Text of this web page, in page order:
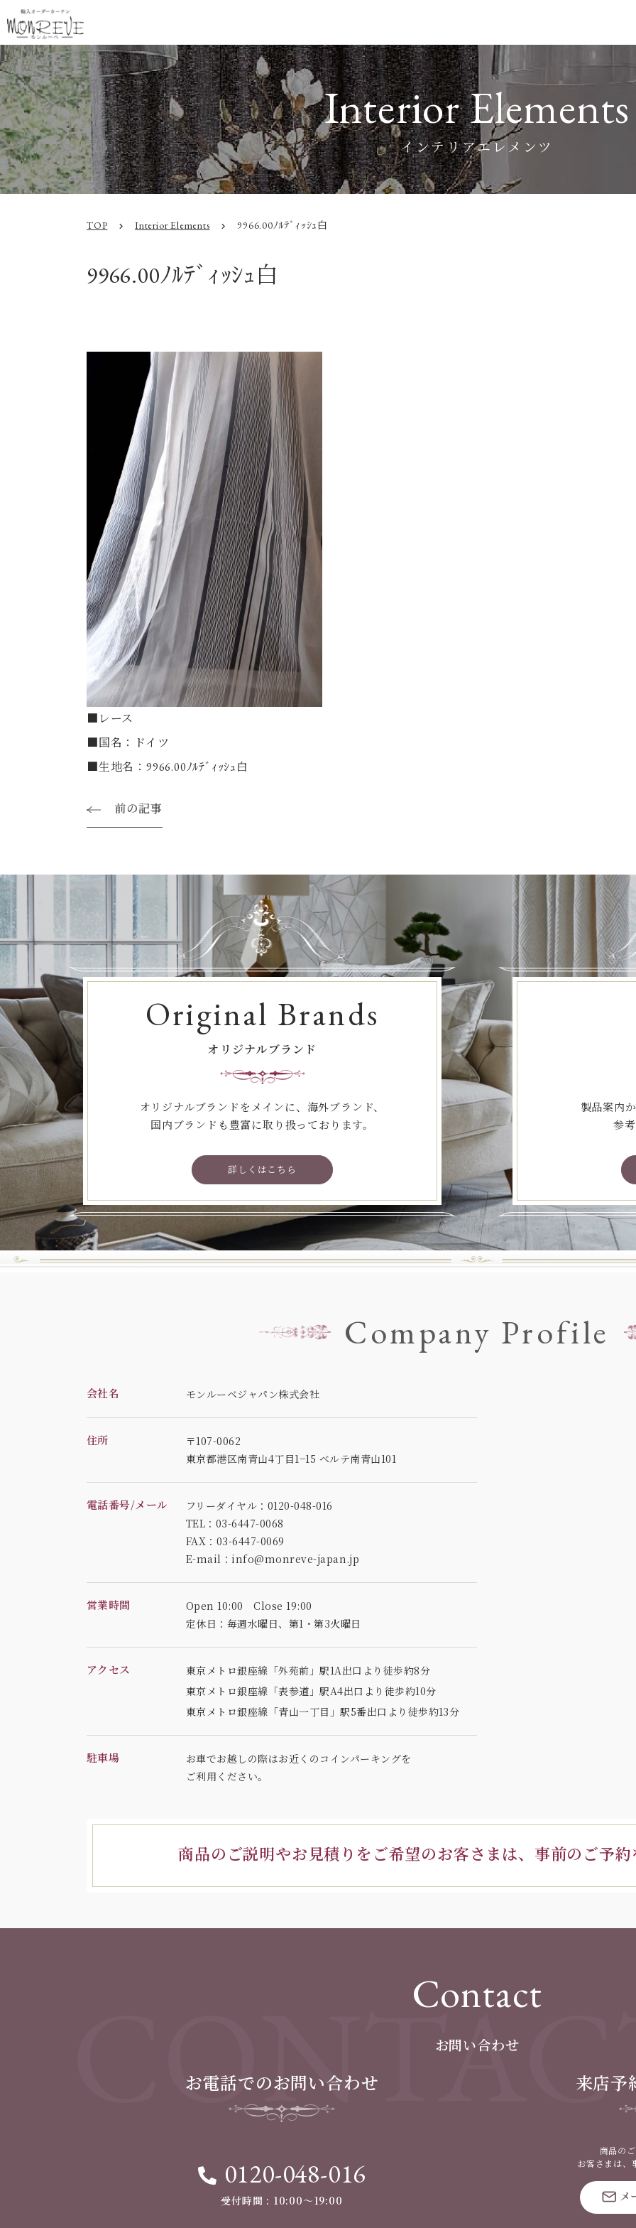
Interior Elements
インテリアエレメンツ
TOP chevron_right Interior Elements chevron_right 9966.00ﾉﾙﾃﾞｨｯｼｭ白
9966.00ﾉﾙﾃﾞｨｯｼｭ白
■レース
■国名：ドイツ
■生地名：9966.00ﾉﾙﾃﾞｨｯｼｭ白
前の記事
Original Brands
オリジナルブランド
オリジナルブランドをメインに、海外ブランド、
国内ブランドも豊富に取り扱っております。
詳しくはこちら
製品案内
参
Company Profile
会社名 モンルーベジャパン株式会社
住所
〒107-0062
東京都港区南青山4丁目1−15 ベルテ南青山101
電話番号/メール
フリーダイヤル：0120-048-016
TEL：03-6447-0068
FAX：03-6447-0069
E-mail：info@monreve-japan.jp
営業時間
Open 10:00 Close 19:00
定休日：毎週水曜日、 第1・第3火曜日
アクセス
東京メトロ銀座線「外苑前」駅1A出口より徒歩約8分
東京メトロ銀座線「表参道」駅A4出口より徒歩約10分
東京メトロ銀座線「青山一丁目」駅5番出口より徒歩約13分
駐車場
お車でお越しの際はお近くのコインパーキングを
ご利用ください。
商品のご説明やお見積りを ご希望のお客さまは、 事前のご予
Contact
お問い合わせ
お電話でのお問い合わせ
0120-048-016
受付時間 : 10:00〜19:00
来店予
商品の
お客さまは、
メ